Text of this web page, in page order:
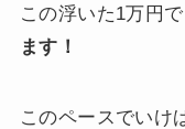
この浮いた1万円
ます！
このペースでいけ